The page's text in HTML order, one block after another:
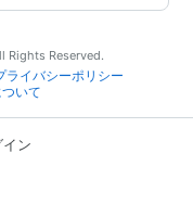
Rights Reserved.
ライバシーポリシー
いて
イン